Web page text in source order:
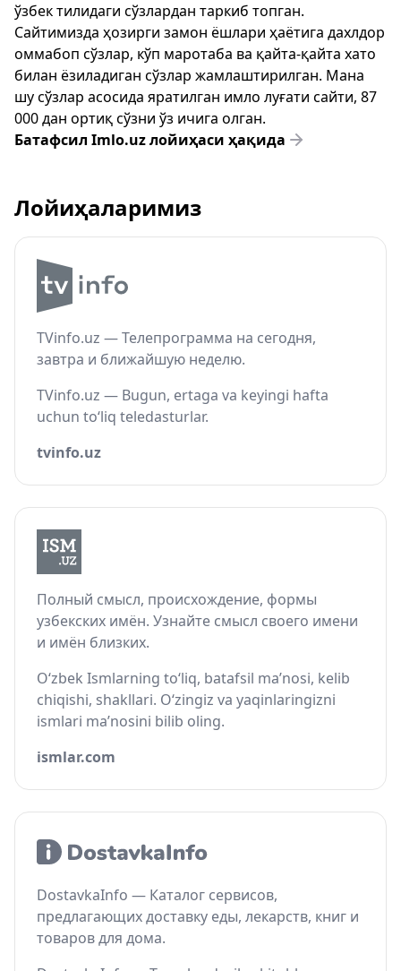
ўзбек тилидаги сўзлардан таркиб топган.
Сайтимизда ҳозирги замон ёшлари ҳаётига дахлдор
оммабоп сўзлар, кўп маротаба ва қайта-қайта хато
билан ёзиладиган сўзлар жамлаштирилган. Мана
шу сўзлар асосида яратилган имло луғати сайти, 87
000 дан ортиқ сўзни ўз ичига олган.
Батафсил Imlo.uz лойиҳаси ҳақида
Лойиҳаларимиз
TVinfo.uz — Телепрограмма на сегодня,
завтра и ближайшую неделю.
TVinfo.uz — Bugun, ertaga va keyingi hafta
uchun to‘liq teledasturlar.
tvinfo.uz
Полный смысл, происхождение, формы
узбекских имён. Узнайте смысл своего имени
и имён близких.
O‘zbek Ismlarning to‘liq, batafsil ma’nosi, kelib
chiqishi, shakllari. O‘zingiz va yaqinlaringizni
ismlari ma’nosini bilib oling.
ismlar.com
DostavkaInfo — Каталог сервисов,
предлагающих доставку еды, лекарств, книг и
товаров для дома.